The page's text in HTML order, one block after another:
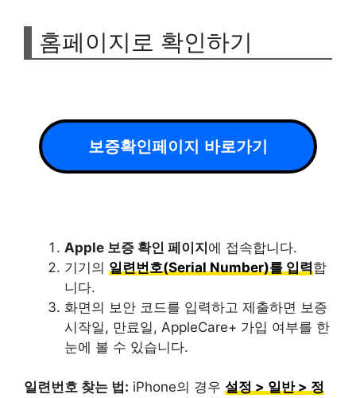
홈페이지로 확인하기
보증확인페이지 바로가기
Apple 보증 확인 페이지에 접속합니다.
기기의 일련번호(Serial Number)를 입력합
니다.
화면의 보안 코드를 입력하고 제출하면 보증
시작일, 만료일, AppleCare+ 가입 여부를 한
눈에 볼 수 있습니다.
일련번호 찾는 법: iPhone의 경우 설정 > 일반 > 정